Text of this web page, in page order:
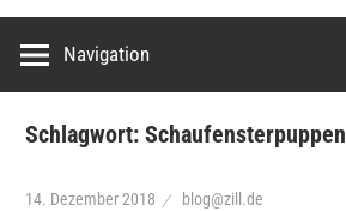
Kunden
Navigation
Schlagwort:Schaufensterpuppen
14. Dezember 2018 blog@zill.de